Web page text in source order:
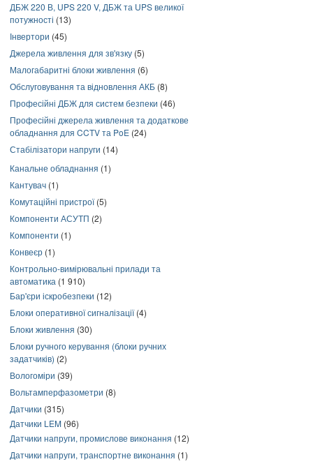
ДБЖ 220 В, UPS 220 V, ДБЖ та UPS великої
потужності (13)
Інвертори (45)
Джерела живлення для зв'язку (5)
Малогабаритні блоки живлення (6)
Обслуговування та відновлення АКБ (8)
Професійні ДБЖ для систем безпеки (46)
Професійні джерела живлення та додаткове
обладнання для CCTV та PoE (24)
Стабілізатори напруги (14)
Канальне обладнання (1)
Кантувач (1)
Комутаційні пристрої(5)
Компоненти АСУТП (2)
Компоненти (1)
Конвеєр (1)
Контрольно-вимірювальні прилади та
автоматика (1 910)
Бар'єри іскробезпеки (12)
Блоки оперативної сигналізації(4)
Блоки живлення (30)
Блоки ручного керування (блоки ручних
задатчиків) (2)
Вологоміри (39)
Вольтамперфазометри (8)
Датчики (315)
Датчики LEM (96)
Датчики напруги, промислове виконання (12)
Датчики напруги, транспортне виконання (1)